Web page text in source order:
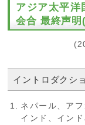
アジア太平洋
会合 最終声明
イントロダクシ
ネパール、ア
インド、イン